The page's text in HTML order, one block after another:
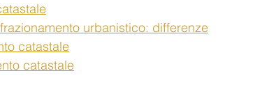
urbanistico: differenze
catastale
catastale